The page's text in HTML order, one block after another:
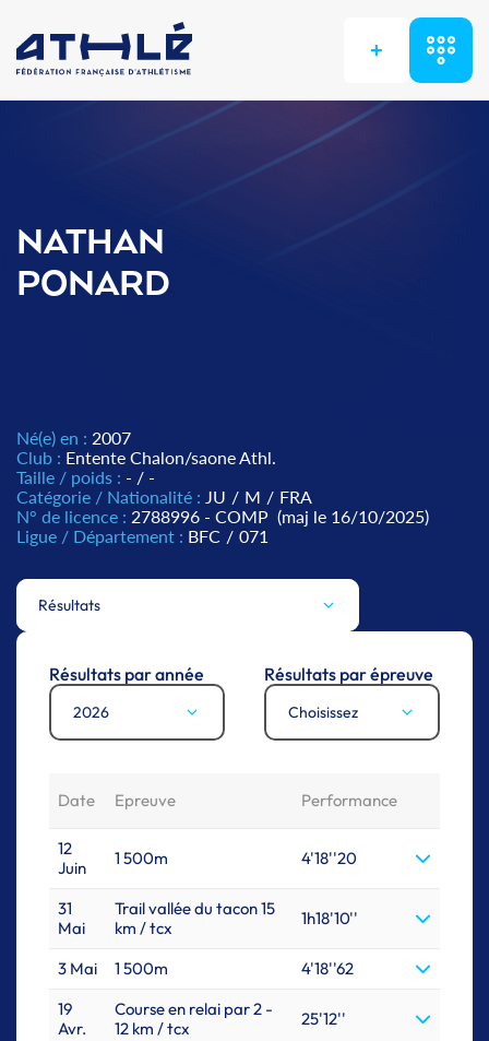
+
NATHAN
PONARD
Né(e) en : 2007
Club : Entente Chalon/saone Athl.
Taille / poids : - / -
Catégorie / Nationalité : JU / M / FRA
N° de licence : 2788996 - COMP (maj le 16/10/2025)
Ligue / Département : BFC / 071
Résultats
Résultats par année
2026
Résultats par épreuve
Choisissez
Date Epreuve Performance
12
Juin
1 500m 4'18''20
31
Mai
Trail vallée du tacon 15
km / tcx
1h18'10''
3 Mai 1 500m
4'18''62
19
Avr.
Course en relai par 2 -
12 km / tcx
25'12''